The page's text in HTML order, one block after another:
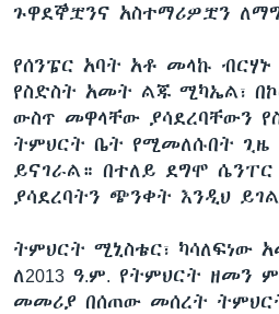
ጉዋደኞቿንና አስተማሪዎቿን
የሰንፔር አባት አቶ መላኩ
የስድስት አመት ልጁ ሚካኤል፣
ውስጥ መዋላቸው ያሳደረባቸውን
ትምህርት ቤት የሚመለሱበት ጊዜ
ይናገራል። በተለይ ደግሞ
ያሳደረባትን ጭንቀት እንዲህ
ትምህርት ሚኒስቴር፣ ካሳለፍነው
ለ2013 ዓ.ም. የትምህርት ዘመን
መመሪያ በሰጠው መሰረት